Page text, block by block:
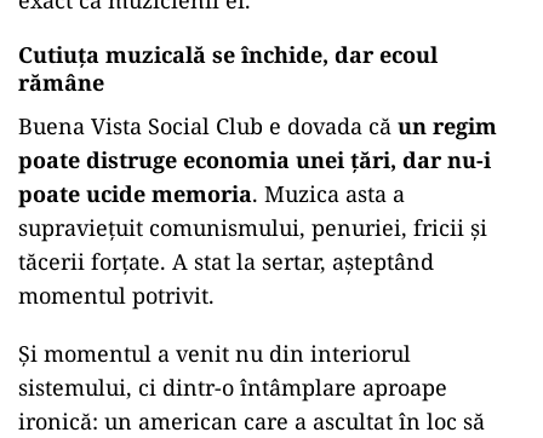
Cutiuța muzicală se închide, dar ecoul
rămâne
Buena Vista Social Club e dovada că un regim
poate distruge economia unei țări, dar nu-i
poate ucide memoria. Muzica asta a
supraviețuit comunismului, penuriei, fricii și
tăcerii forțate. A stat la sertar, așteptând
momentul potrivit.
Și momentul a venit nu din interiorul
sistemului, ci dintr-o întâmplare aproape
ironică: un american care a ascultat în loc să